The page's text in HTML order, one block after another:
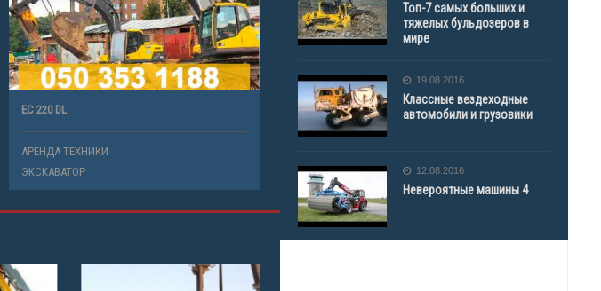
EC 220 DL
АРЕНДА ТЕХНИКИ
ЭКСКАВАТОР
Топ-7 самых больших и
тяжелых бульдозеров в
мире
19.08.2016
Классные вездеходные
автомобили и грузовики
12.08.2016
Невероятные машины 4